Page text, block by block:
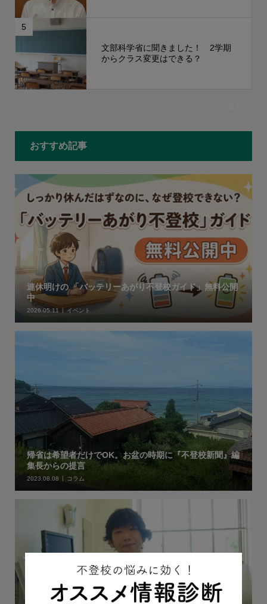
5
文部科学省に聞きました！ 2学期
からクラス変更はできる？
おすすめ記事
連休明けの 「バッテリーあがり不登校ガイド」無料公開
中
2026.05.11 イベント
帰省は希望者だけでOK。お盆の時期に『不登校新聞』編
集長からの提言
2023.08.08 コラム